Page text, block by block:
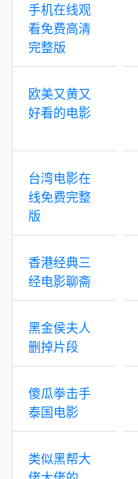
手机在线观
看免费高清
完整版
欧美又黄又
好看的电影
台湾电影在
线免费完整
版
香港经典三
经电影聊斋
黑金侯夫人
删掉片段
傻瓜拳击手
泰国电影
类似黑帮大